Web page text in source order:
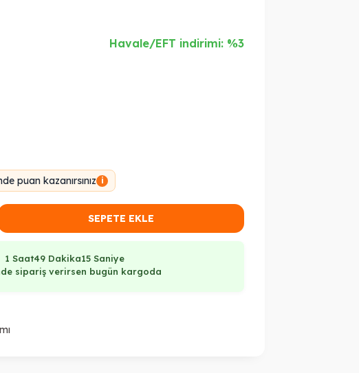
Havale/EFT indirimi: %3
puan kazanırsınız i
SEPETE EKLE
1 Saat49 Dakika14 Saniye
sipariş verirsen bugün kargoda